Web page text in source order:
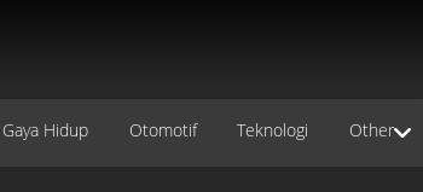
Gaya Hidup Otomotif Teknologi Other